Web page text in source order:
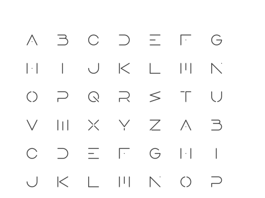
A B C D E F
G
H
I J K L M
N
O
P Q R S T
U
V
W X Y Z a
b
c
d e f g h
i
j
k l m n o
p